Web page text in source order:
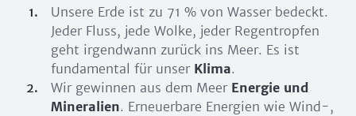
Unsere Erde ist zu 71 % von Wasser bedeckt.
Jeder Fluss, jede Wolke, jeder Regentropfen
geht irgendwann zurück ins Meer. Es ist
fundamental für unser Klima.
Wir gewinnen aus dem Meer Energie und
Mineralien. Erneuerbare Energien wie Wind-,